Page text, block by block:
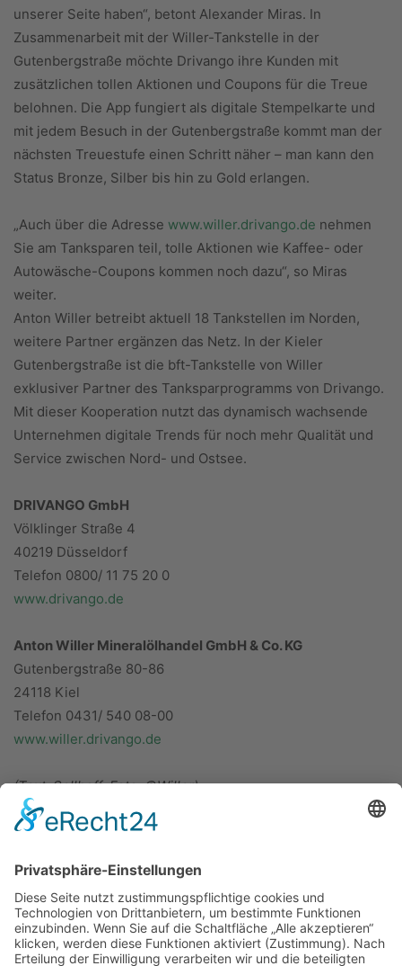
unserer Seite haben“, betont Alexander Miras. In
Zusammenarbeit mit der Willer-Tankstelle in der
Gutenbergstraße möchte Drivango ihre Kunden mit
zusätzlichen tollen Aktionen und Coupons für die Treue
belohnen. Die App fungiert als digitale Stempelkarte und
mit jedem Besuch in der Gutenbergstraße kommt man der
nächsten Treuestufe einen Schritt näher – man kann den
Status Bronze, Silber bis hin zu Gold erlangen.
„Auch über die Adresse www.willer.drivango.de nehmen
Sie am Tanksparen teil, tolle Aktionen wie Kaffee- oder
Autowäsche-Coupons kommen noch dazu“, so Miras
weiter.
Anton Willer betreibt aktuell 18 Tankstellen im Norden,
weitere Partner ergänzen das Netz. In der Kieler
Gutenbergstraße ist die bft-Tankstelle von Willer
exklusiver Partner des Tanksparprogramms von Drivango.
Mit dieser Kooperation nutzt das dynamisch wachsende
Unternehmen digitale Trends für noch mehr Qualität und
Service zwischen Nord- und Ostsee.
DRIVANGO GmbH
Völklinger Straße 4
40219 Düsseldorf
Telefon 0800/ 11 75 20 0
www.drivango.de
Anton Willer Mineralölhandel GmbH & Co. KG
Gutenbergstraße 80-86
24118 Kiel
Telefon 0431/ 540 08-00
www.willer.drivango.de
(Text: Sellhoff; Foto: ©Willer)